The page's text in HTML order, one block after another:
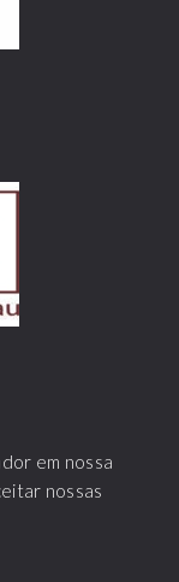
em nossa
nossas